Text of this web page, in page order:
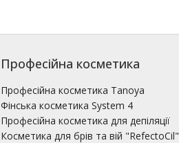
Професійна косметика
Професійна косметика Tanoya
Фінська косметика System 4
Професійна косметика для депіляції
Косметика для брів та вій "RefectoCil"